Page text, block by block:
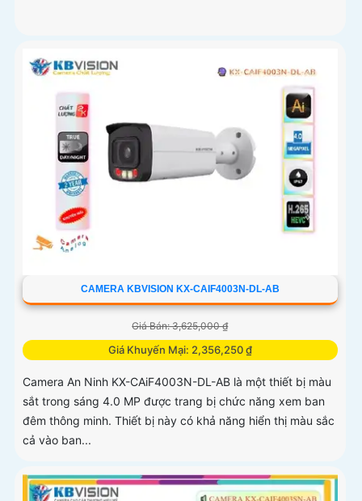
CAMERA KBVISION KX-CAIF4003N-DL-AB
Giá Bán: 3,625,000 ₫
Giá Khuyến Mại: 2,356,250 ₫
Camera An Ninh KX-CAiF4003N-DL-AB là một thiết bị màu
sắt trong sáng 4.0 MP được trang bị chức năng xem ban
đêm thông minh. Thiết bị này có khả năng hiển thị màu sắc
cả vào ban...